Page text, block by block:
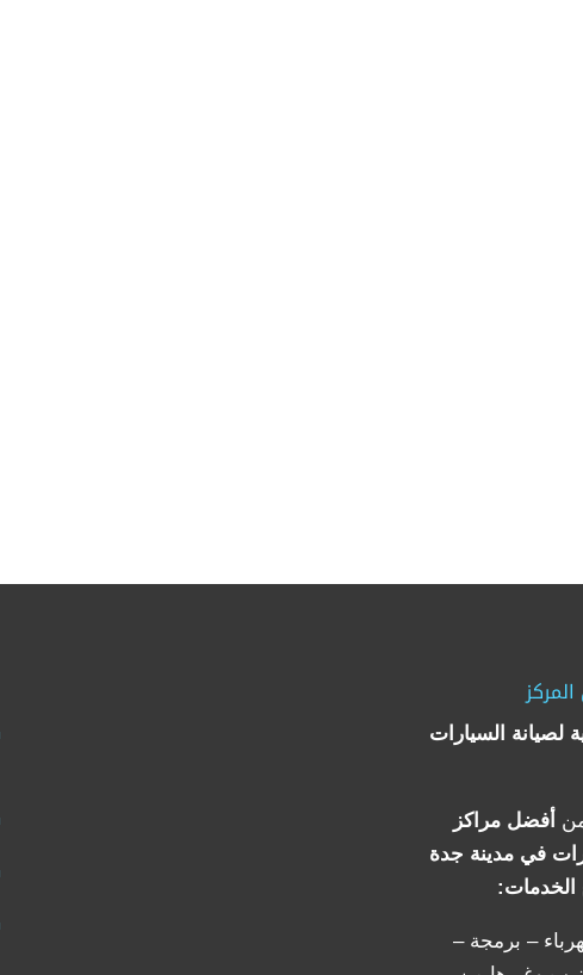
لصيانة السيارات
أفضل مراكز
في مدينة جدة
الخدمات:
– برمجة –